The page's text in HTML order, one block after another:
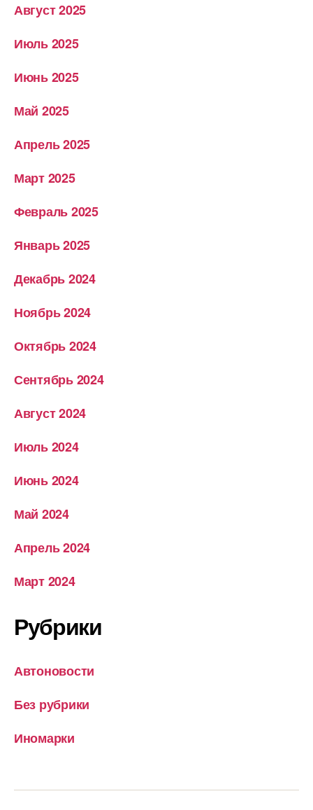
Август 2025
Июль 2025
Июнь 2025
Май 2025
Апрель 2025
Март 2025
Февраль 2025
Январь 2025
Декабрь 2024
Ноябрь 2024
Октябрь 2024
Сентябрь 2024
Август 2024
Июль 2024
Июнь 2024
Май 2024
Апрель 2024
Март 2024
Рубрики
Автоновости
Без рубрики
Иномарки